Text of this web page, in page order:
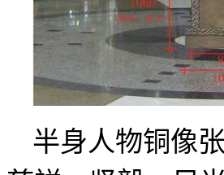
半身人物铜像